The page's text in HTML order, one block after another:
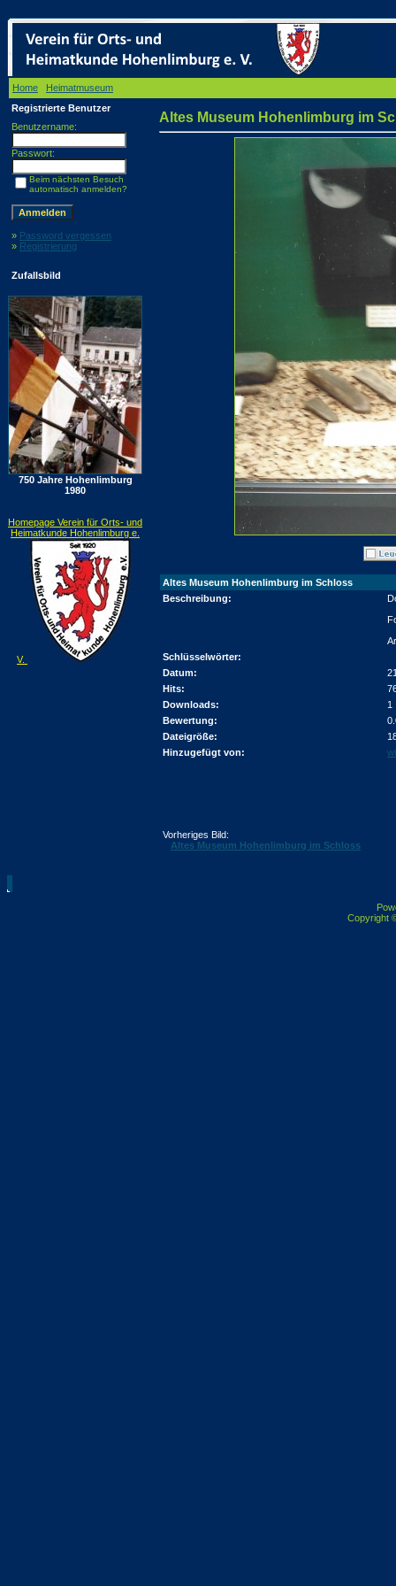
Home Heimatmuseum
Registrierte Benutzer
Benutzername:
Passwort:
Beim nächsten Besuch
automatisch anmelden?
» Password vergessen
» Registrierung
Zufallsbild
750 Jahre Hohenlimburg
1980
Homepage Verein für Orts- und
Heimatkunde Hohenlimburg e.
V.
Altes Museum Hohenlimburg im
Altes Museum Hohenlimburg im Schloss
Beschreibung:
Schlüsselwörter:
Datum:
Hits:
Downloads:
1
Bewertung:
Dateigröße:
Hinzugefügt von:
Vorheriges Bild:
Altes Museum Hohenlimburg im Schloss
Copyright